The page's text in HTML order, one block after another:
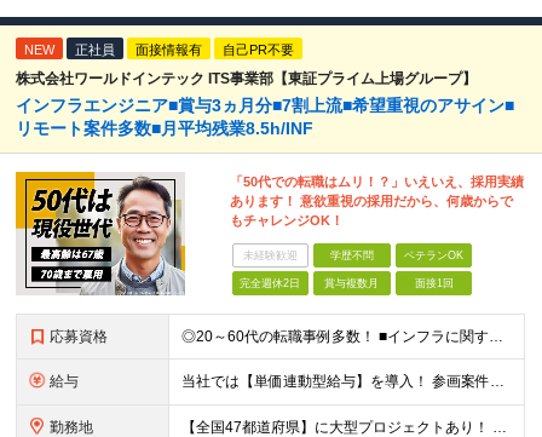
NEW 正社員 面接情報有 自己PR不要
株式会社ワールドインテック ITS事業部【東証プライム上場グループ】
インフラエンジニア■賞与3ヵ月分■7割上流■希望重視のアサイン■
リモート案件多数■月平均残業8.5h/INF
「50代での転職はムリ！？」いえいえ、採用実績
あります！ 意欲重視の採用だから、何歳からで
もチャレンジOK！
未経験歓迎 学歴不問 ベテランOK
完全週休2日 賞与複数月 面接1回
応募資格 ◎20～60代の転職事例多数！ ■インフラに関する何らかのご経験 ■学歴不問/転職回数は一切不問！
給与 当社では【単価連動型給与】を導入！ 参画案件の契約単価に連動して給与が決定。 還元率は単価の【70％～80％】と東証プライム上場グループとして高水準です！（社会保険料・教育コスト含む） ■関東：月給
勤務地 【全国47都道府県】に大型プロジェクトあり！ 主要勤務地： 北海道/宮城県/栃木県/埼玉県/千葉県/東京都/神奈川県/愛知県/大阪府/京都府/兵庫県/広島県/福岡県/熊本県 ※勤務エリアは、あなたの